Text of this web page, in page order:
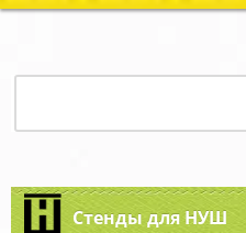
Стенды для НУШ